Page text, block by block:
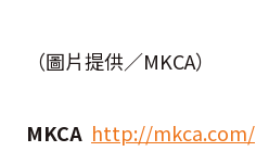
（圖片提供／MKCA）
MKCA http://mkca.com/